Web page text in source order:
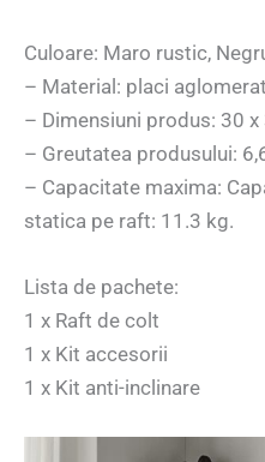
Culoare: Maro rustic,
– Material: placi
– Dimensiuni produs: 30
– Greutatea produsului:
– Capacitate maxima:
statica pe raft: 11.3 kg.
Lista de pachete:
1 x Raft de colt
1 x Kit accesorii
1 x Kit anti-inclinare